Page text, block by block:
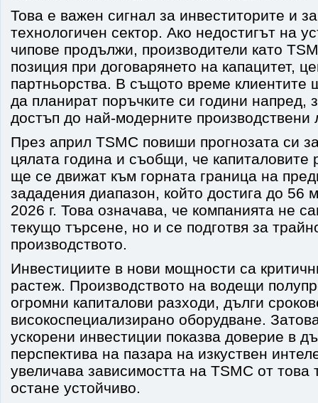
Това е важен сигнал за инвеститорите и
технологичен сектор. Ако недостигът на
чипове продължи, производители като
позиция при договарянето на капацитет,
партньорства. В същото време клиентите
да планират поръчките си години напред,
достъп до най-модерните производствени
През април TSMC повиши прогнозата си
цялата година и съобщи, че капиталовите
ще се движат към горната граница на
зададения диапазон, който достига до 56
2026 г. Това означава, че компанията не
текущо търсене, но и се подготвя за
производството.
Инвестициите в нови мощности са
растеж. Производството на водещи
огромни капиталови разходи, дълги
високоспециализирано оборудване.
ускорени инвестиции показва доверие в
перспектива на пазара на изкуствен
увеличава зависимостта на TSMC от това
остане устойчиво.